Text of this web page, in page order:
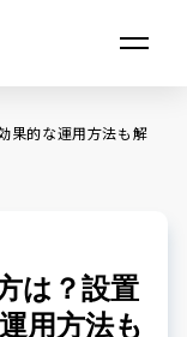
果的な運用方法も解
は？設置
用方法も